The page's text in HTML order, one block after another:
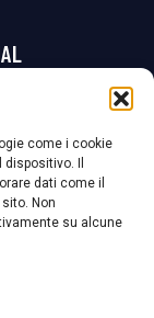
come i cookie
Il
dati come il
Non
su alcune
che vigila sulle modalità adottate dalla